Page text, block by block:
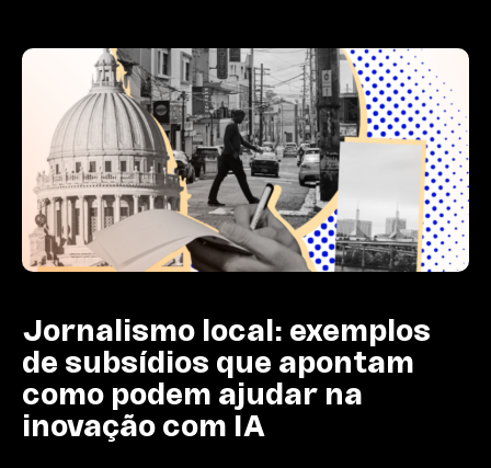
Jornalismo local: exemplos
de subsídios que apontam
como podem ajudar na
inovação com IA